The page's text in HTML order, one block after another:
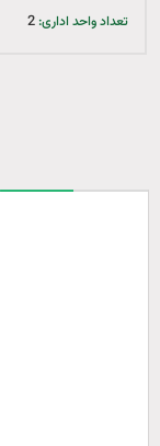
تعداد واحد اداری:‌2